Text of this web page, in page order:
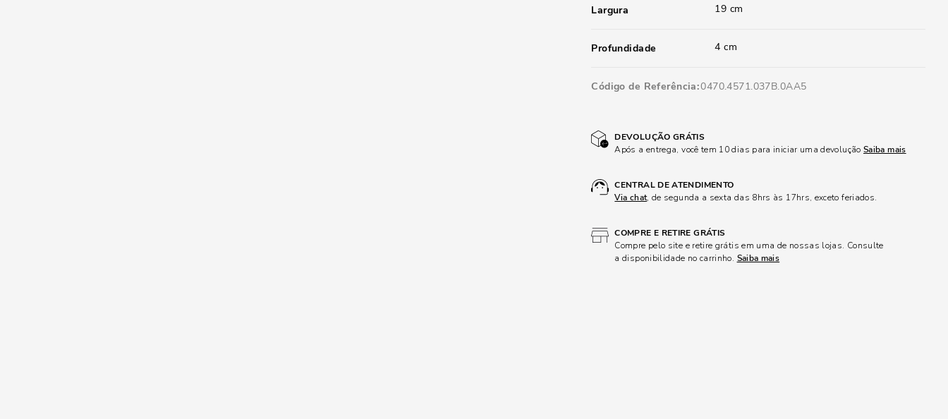
Largura 19 cm
Profundidade 4 cm
Código de Referência 0470.4571.037B.0AA5
DEVOLUÇÃO GRÁTIS
Após a entrega, você tem 10 dias para iniciar uma devolução Saiba mais
CENTRAL DE ATENDIMENTO
Via chat, de segunda a sexta das 8hrs às 17hrs, exceto feriados.
COMPRE E RETIRE GRÁTIS
Compre pelo site e retire grátis em uma de nossas lojas. Consulte
a disponibilidade no carrinho. Saiba mais